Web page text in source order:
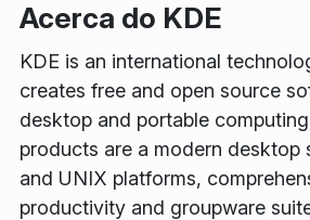
Acerca do KDE
KDE is an international
creates free and open source
desktop and portable
products are a modern desktop
and UNIX platforms,
productivity and groupware